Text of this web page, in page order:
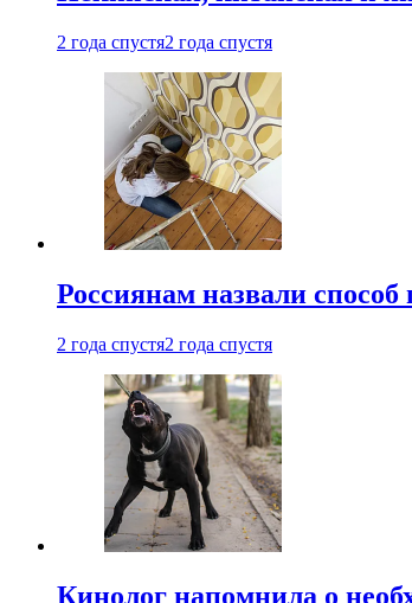
2 года спустя2 года спустя
Россиянам назвали способ
2 года спустя2 года спустя
Кинолог напомнила о